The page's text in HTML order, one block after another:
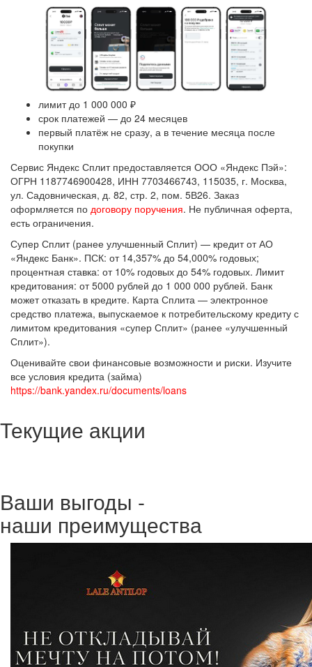
лимит до 1 000 000 ₽
срок платежей — до 24 месяцев
первый платёж не сразу, а в течение месяца после
покупки
Сервис Яндекс Сплит предоставляется ООО «Яндекс Пэй»:
ОГРН 1187746900428, ИНН 7703466743, 115035, г. Москва,
ул. Садовническая, д. 82, стр. 2, пом. 5В26. Заказ
оформляется по договору поручения. Не публичная оферта,
есть ограничения.
Супер Сплит (ранее улучшенный Сплит) — кредит от АО
«Яндекс Банк». ПСК: от 14,357% до 54,000% годовых;
процентная ставка: от 10% годовых до 54% годовых. Лимит
кредитования: от 5000 рублей до 1 000 000 рублей. Банк
может отказать в кредите. Карта Сплита — электронное
средство платежа, выпускаемое к потребительскому кредиту с
лимитом кредитования «супер Сплит» (ранее «улучшенный
Сплит»).
Оценивайте свои финансовые возможности и риски. Изучите
все условия кредита (займа)
https://bank.yandex.ru/documents/loans
Текущие акции
Ваши выгоды -
наши преимущества